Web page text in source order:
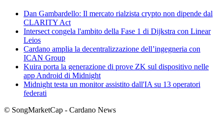
Dan Gambardello: Il mercato rialzista crypto non dipende dal
CLARITY Act
Intersect congela l'ambito della Fase 1 di Dijkstra con Linear
Leios
Cardano amplia la decentralizzazione dell’ingegneria con
ICAN Group
Kuira porta la generazione di prove ZK sul dispositivo nelle
app Android di Midnight
Midnight testa un monitor assistito dall'IA su 13 operatori
federati
© SongMarketCap - Cardano News